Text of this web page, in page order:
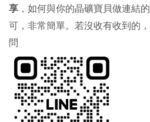
享 ，如何與你的晶礦寶貝做連結
可，非常簡單。若沒收有收到的
問